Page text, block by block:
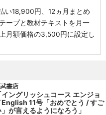
い18,900円、12ヵ月まとめ
ープと教材テキストを月一
月額価格の3,500円に設定し
書店
イングリッシュコース エンジョ
English 11号「おめでとう / すご
」が言えるようになろう」